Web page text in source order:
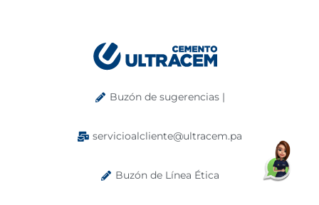
Buzón de sugerencias |
servicioalcliente@ultracem.pa
Buzón de Línea Ética